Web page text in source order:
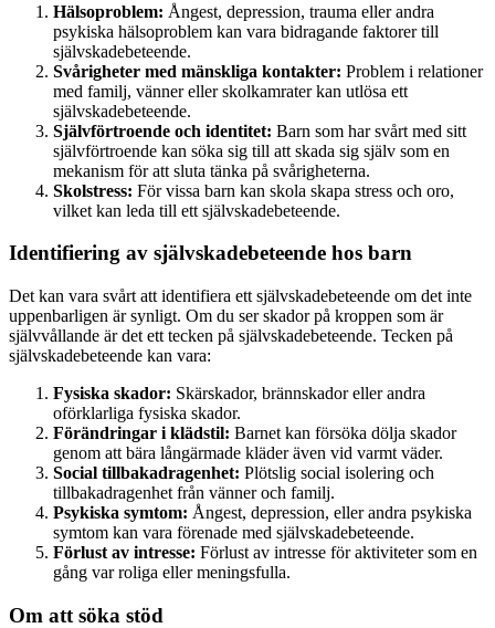
Hälsoproblem: Ångest, depression, trauma eller andra
psykiska hälsoproblem kan vara bidragande faktorer till
självskadebeteende.
Svårigheter med mänskliga kontakter: Problem i relationer
med familj, vänner eller skolkamrater kan utlösa ett
självskadebeteende.
Självförtroende och identitet: Barn som har svårt med sitt
självförtroende kan söka sig till att skada sig själv som en
mekanism för att sluta tänka på svårigheterna.
Skolstress: För vissa barn kan skola skapa stress och oro,
vilket kan leda till ett självskadebeteende.
Identifiering av självskadebeteende hos barn
Det kan vara svårt att identifiera ett självskadebeteende om det inte
uppenbarligen är synligt. Om du ser skador på kroppen som är
självvållande är det ett tecken på självskadebeteende. Tecken på
självskadebeteende kan vara:
Fysiska skador: Skärskador, brännskador eller andra
oförklarliga fysiska skador.
Förändringar i klädstil: Barnet kan försöka dölja skador
genom att bära långärmade kläder även vid varmt väder.
Social tillbakadragenhet: Plötslig social isolering och
tillbakadragenhet från vänner och familj.
Psykiska symtom: Ångest, depression, eller andra psykiska
symtom kan vara förenade med självskadebeteende.
Förlust av intresse: Förlust av intresse för aktiviteter som en
gång var roliga eller meningsfulla.
Om att söka stöd